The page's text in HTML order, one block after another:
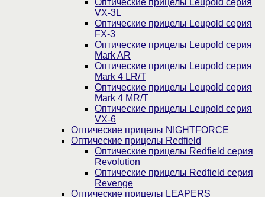
Оптические прицелы Leupold серия
VX-3L
Оптические прицелы Leupold серия
FX-3
Оптические прицелы Leupold серия
Mark AR
Оптические прицелы Leupold серия
Mark 4 LR/T
Оптические прицелы Leupold серия
Mark 4 MR/T
Оптические прицелы Leupold серия
VX-6
Оптические прицелы NIGHTFORCE
Оптические прицелы Redfield
Оптические прицелы Redfield серия
Revolution
Оптические прицелы Redfield серия
Revenge
Оптические прицелы LEAPERS